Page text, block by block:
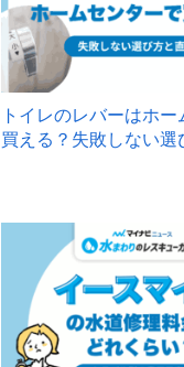
トイレのレバーはホ
買える？失敗しない選